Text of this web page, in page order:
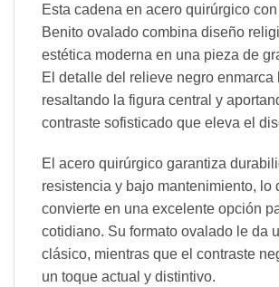
Esta cadena en acero quirúrgico
Benito ovalado combina diseño
estética moderna en una pieza de
El detalle del relieve negro enmarca
resaltando la figura central y
contraste sofisticado que eleva el
El acero quirúrgico garantiza
resistencia y bajo mantenimiento, lo
convierte en una excelente opción
cotidiano. Su formato ovalado le da
clásico, mientras que el contraste
un toque actual y distintivo.